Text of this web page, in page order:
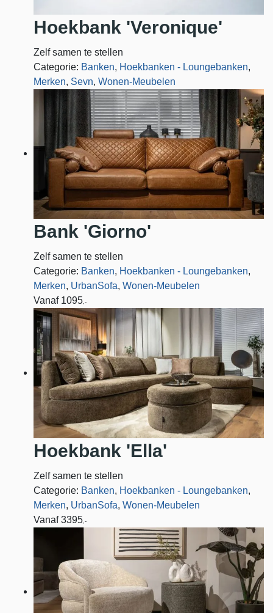
Hoekbank 'Veronique'
Zelf samen te stellen
Categorie: Banken, Hoekbanken - Loungebanken,
Merken, Sevn, Wonen-Meubelen
Bank 'Giorno'
Zelf samen te stellen
Categorie: Banken, Hoekbanken - Loungebanken,
Merken, UrbanSofa, Wonen-Meubelen
Vanaf 1095,-
Hoekbank 'Ella'
Zelf samen te stellen
Categorie: Banken, Hoekbanken - Loungebanken,
Merken, UrbanSofa, Wonen-Meubelen
Vanaf 3395 ,-